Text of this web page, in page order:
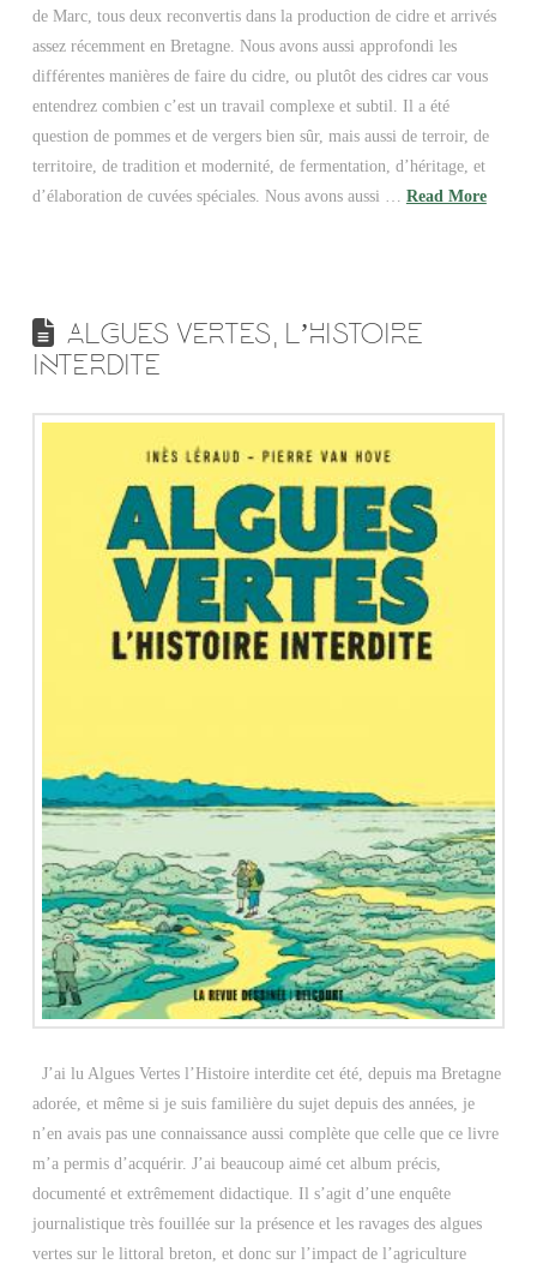
de Marc, tous deux reconvertis dans la production de cidre et arrivés
assez récemment en Bretagne. Nous avons aussi approfondi les
différentes manières de faire du cidre, ou plutôt des cidres car vous
entendrez combien c’est un travail complexe et subtil. Il a été
question de pommes et de vergers bien sûr, mais aussi de terroir, de
territoire, de tradition et modernité, de fermentation, d’héritage, et
d’élaboration de cuvées spéciales. Nous avons aussi … Read More
ALGUES VERTES, L’HISTOIRE
INTERDITE
J’ai lu Algues Vertes l’Histoire interdite cet été, depuis ma Bretagne
adorée, et même si je suis familière du sujet depuis des années, je
n’en avais pas une connaissance aussi complète que celle que ce livre
m’a permis d’acquérir. J’ai beaucoup aimé cet album précis,
documenté et extrêmement didactique. Il s’agit d’une enquête
journalistique très fouillée sur la présence et les ravages des algues
vertes sur le littoral breton, et donc sur l’impact de l’agriculture